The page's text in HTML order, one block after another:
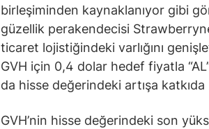
birleşiminden kaynaklanıyor gibi
güzellik perakendecisi
ticaret lojistiğindeki varlığını
GVH için 0,4 dolar hedef fiyatla
da hisse değerindeki artışa katkıda
GVH’nin hisse değerindeki son